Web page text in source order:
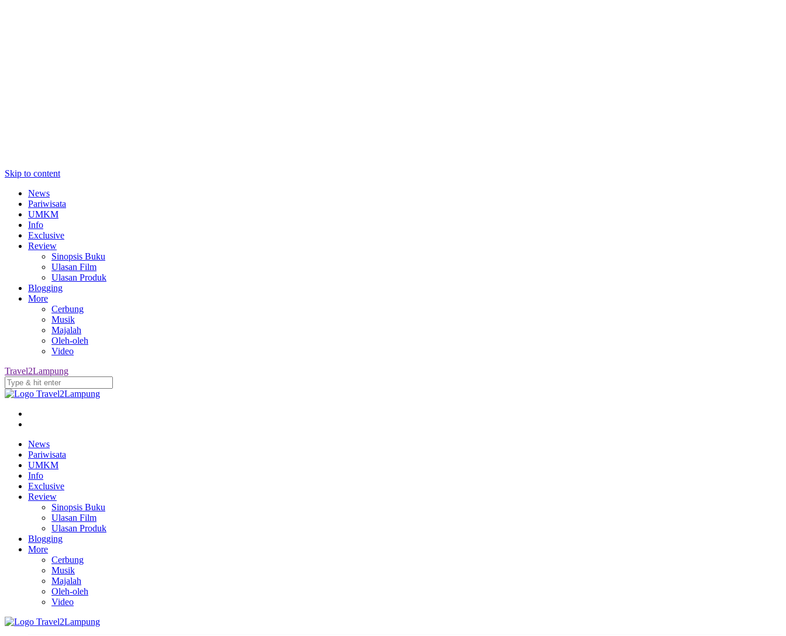
Skip to content
News
Pariwisata
UMKM
Info
Exclusive
Review
Sinopsis Buku
Ulasan Film
Ulasan Produk
Blogging
More
Cerbung
Musik
Majalah
Oleh-oleh
Video
Travel2Lampung
News
Pariwisata
UMKM
Info
Exclusive
Review
Sinopsis Buku
Ulasan Film
Ulasan Produk
Blogging
More
Cerbung
Musik
Majalah
Oleh-oleh
Video